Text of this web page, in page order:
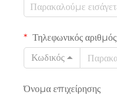
Τηλεφωνικός αριθμός
Κωδικός
Όνομα επιχείρησης